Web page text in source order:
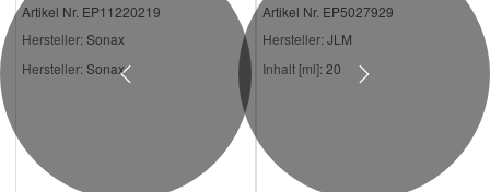
Artikel Nr. EP11220219
Hersteller: Sonax
Hersteller: Sonax
Artikel Nr. EP5027929
Hersteller: JLM
Inhalt [ml]: 20
Previous Next